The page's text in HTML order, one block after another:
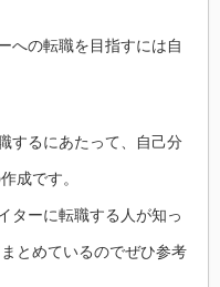
への転職を目指すには自
するにあたって、自己分
成です。
ターに転職する人が知っ
とめているのでぜひ参考